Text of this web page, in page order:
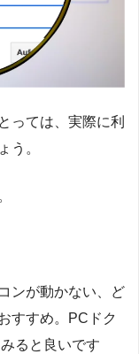
っては、実際に利
う。
ンが動かない、ど
すすめ。PCドク
ると良いです